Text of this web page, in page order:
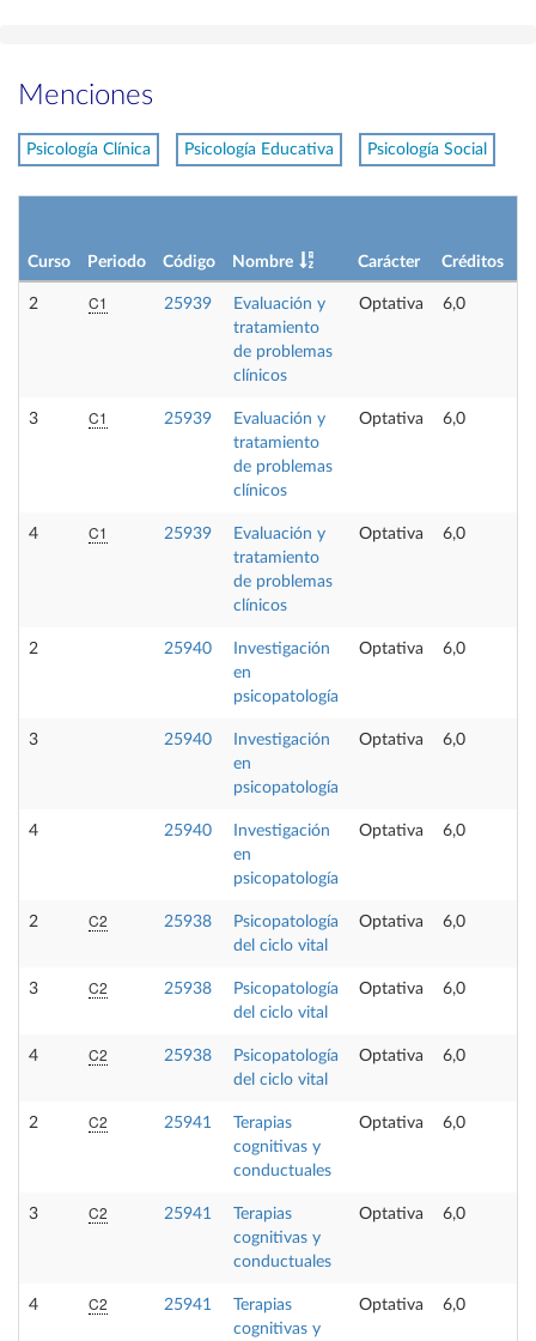
Menciones
Psicología Clínica Psicología Educativa Psicología Social
Curso Periodo Código Nombre Carácter Créditos
2 C1 25939
Evaluación y
tratamiento
de problemas
clínicos
Optativa 6,0
3 C1 25939
Evaluación y
tratamiento
de problemas
clínicos
Optativa 6,0
4 C1 25939
Evaluación y
tratamiento
de problemas
clínicos
Optativa 6,0
2 25940
Investigación
en
psicopatología
Optativa 6,0
3 25940
Investigación
en
psicopatología
Optativa 6,0
4 25940
Investigación
en
psicopatología
Optativa 6,0
2 C2 25938
Psicopatología
del ciclo vital
Optativa 6,0
3 C2 25938
Psicopatología
del ciclo vital
Optativa 6,0
4 C2 25938
Psicopatología
del ciclo vital
Optativa 6,0
2 C2 25941
Terapias
cognitivas y
conductuales
Optativa 6,0
3 C2 25941
Terapias
cognitivas y
conductuales
Optativa 6,0
4 C2 25941
Terapias
cognitivas y
Optativa 6,0